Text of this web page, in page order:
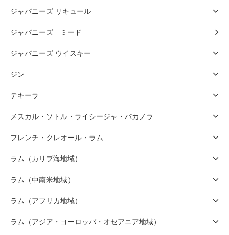
ジャパニーズ リキュール
ジャパニーズ ミード
ジャパニーズ ウイスキー
ジン
テキーラ
メスカル・ソトル・ライシージャ・バカノラ
フレンチ・クレオール・ラム
ラム（カリブ海地域）
ラム（中南米地域）
ラム（アフリカ地域）
ラム（アジア・ヨーロッパ・オセアニア地域）